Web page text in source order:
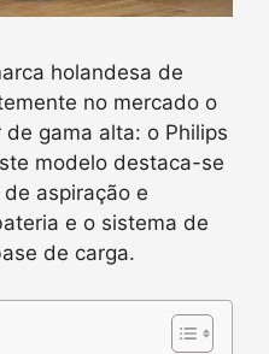
holandesa de
no mercado o
gama alta: o Philips
modelo destaca-se
aspiração e
e o sistema de
de carga.